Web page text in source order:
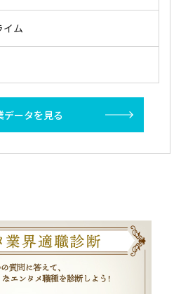
イム
データを見る